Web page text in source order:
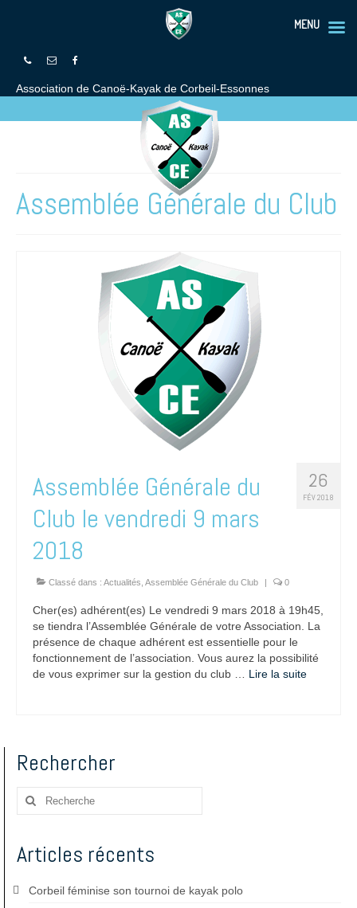
Association de Canoë-Kayak de Corbeil-Essonnes
Assemblée Générale du Club
26
FÉV 2018
Assemblée Générale du
Club le vendredi 9 mars
2018
Classé dans : Actualités Assemblée Générale du Club | 0
Cher(es) adhérent(es) Le vendredi 9 mars 2018 à 19h45,
se tiendra l’Assemblée Générale de votre Association. La
présence de chaque adhérent est essentielle pour le
fonctionnement de l’association. Vous aurez la possibilité
de vous exprimer sur la gestion du club … Lire la suite­­
Rechercher
Rechercher
Articles récents
Corbeil féminise son tournoi de kayak polo
MENU